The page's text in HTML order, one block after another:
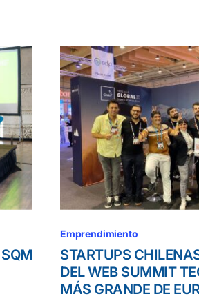
Emprendimiento
STARTUPS
DEL WEB SUMMIT
MÁS GRANDE DE